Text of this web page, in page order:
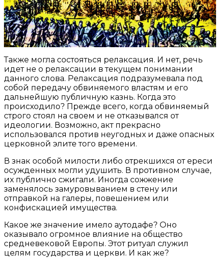
Также могла состояться релаксация. И нет, речь
идет не о релаксации в текущем понимании
данного слова. Релаксация подразумевала под
собой передачу обвиняемого властям и его
дальнейшую публичную казнь. Когда это
происходило? Прежде всего, когда обвиняемый
строго стоял на своем и не отказывался от
идеологии. Возможно, акт прекрасно
использовался против неугодных и даже опасных
церковной элите того времени.
В знак особой милости либо отрекшихся от ереси
осужденных могли удушить. В противном случае,
их публично сжигали. Иногда сожжение
заменялось замуровыванием в стену или
отправкой на галеры, повешением или
конфискацией имущества.
Какое же значение имело аутодафе? Оно
оказывало огромное влияние на общество
средневековой Европы. Этот ритуал служил
целям государства и церкви. И как же?